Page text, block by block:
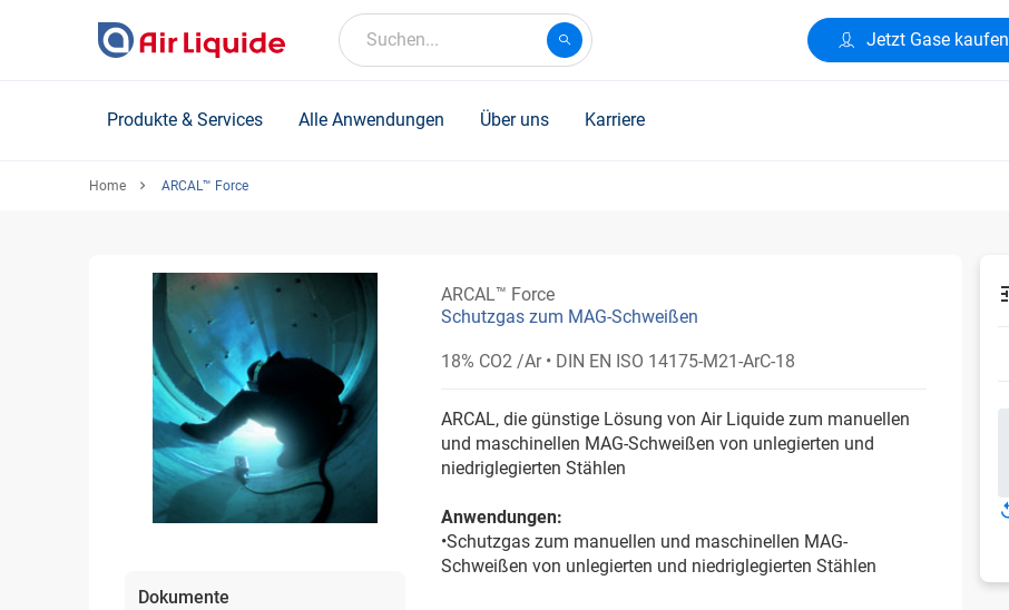
Suchen... Jetzt Gase kaufen
Produkte & Services Alle Anwendungen Über uns Karriere
Home ARCAL™ Force
Dokumente
ARCAL™ Force
Schutzgas zum MAG-Schweißen
18% CO2 /Ar • DIN EN ISO 14175-M21-ArC-18
ARCAL, die günstige Lösung von Air Liquide zum manuellen
und maschinellen MAG-Schweißen von unlegierten und
niedriglegierten Stählen
Anwendungen:
•Schutzgas zum manuellen und maschinellen MAG-
Schweißen von unlegierten und niedriglegierten Stählen